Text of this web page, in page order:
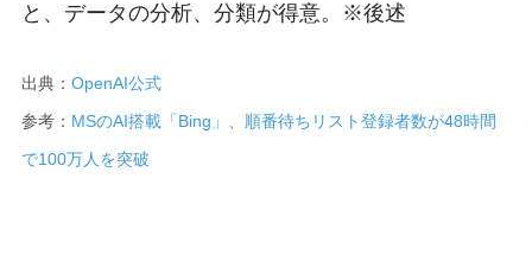
と、データの分析、分類が得意。※後述
出典： OpenAI公式
参考： MSのAI搭載「Bing」、順番待ちリスト登録者数が48時間
で100万人を突破